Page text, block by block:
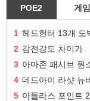
POE2 게임
1 헤드헌터 13개 도
2 감전강도 차이가
3 아마존 패시브 원
4 데드아이 라샷 뉴
5 아틀라스 포인트